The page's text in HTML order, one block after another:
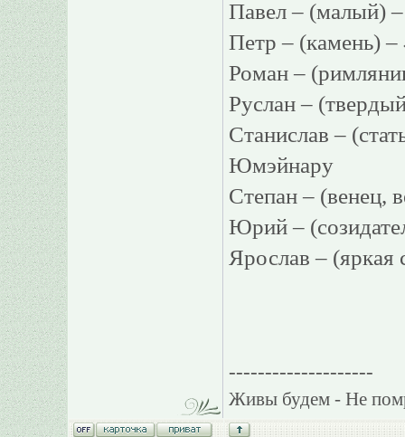
Павел – (малый)
Петр – (камень)
Роман –
Руслан –
Станислав –
Юмэйнару
Степан – (венец,
Юрий –
Ярослав –
--------------------
Живы будем - Не